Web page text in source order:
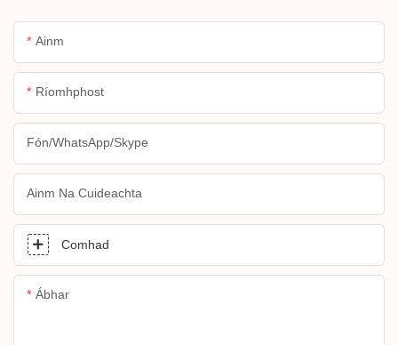
Ainm
Ríomhphost
Fón/WhatsApp/Skype
Ainm Na Cuideachta
Comhad
Ábhar